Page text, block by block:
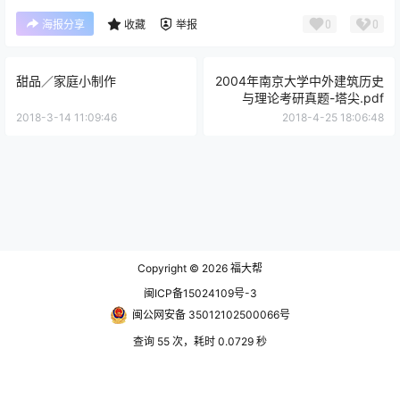
海报分享 收藏 举报 0 0
甜品／家庭小制作
2018-3-14 11:09:46
2004年南京大学中外建筑历史
与理论考研真题-塔尖.pdf
2018-4-25 18:06:48
Copyright © 2026 福大帮
闽ICP备15024109号-3
闽公网安备 35012102500066号
查询 55 次，耗时 0.0729 秒